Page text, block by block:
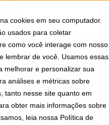
cookies em seu computador.
usados para coletar
como você interage com nosso
lembrar de você. Usamos essas
melhorar e personalizar sua
análises e métricas sobre
tanto nesse site quanto em
obter mais informações sobre
leia nossa Política de